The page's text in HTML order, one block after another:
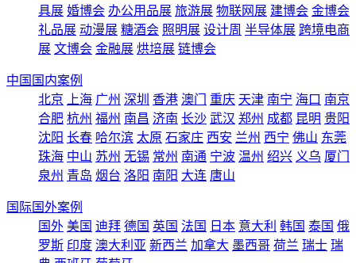
具展 婚博会 办公用品展 旅游展 物联网展 建博会 金博会
礼品展 动漫展 糖酒会 照明展 设计周 半导体展 跨境电商
展 文博会 金融展 烘培展 链博会
中国国内案例
北京
上海 广州 深圳 香港 澳门 重庆 天津 南宁 海口 南京
合肥 杭州 福州 南昌 济南 长沙 武汉 郑州 成都 昆明 贵阳
沈阳 长春 哈尔滨 太原 石家庄 西安 兰州 西宁 佛山 东莞
珠海 中山 苏州 无锡 常州 南通 宁波 温州 绍兴 义乌 厦门
泉州 青岛 烟台 洛阳 南阳 大连 唐山
国际国外案例
国外 美国 迪拜 德国 英国 法国 日本 意大利 韩国 泰国 俄
罗斯 印度 澳大利亚 新西兰 加拿大 墨西哥 荷兰 瑞士 瑞